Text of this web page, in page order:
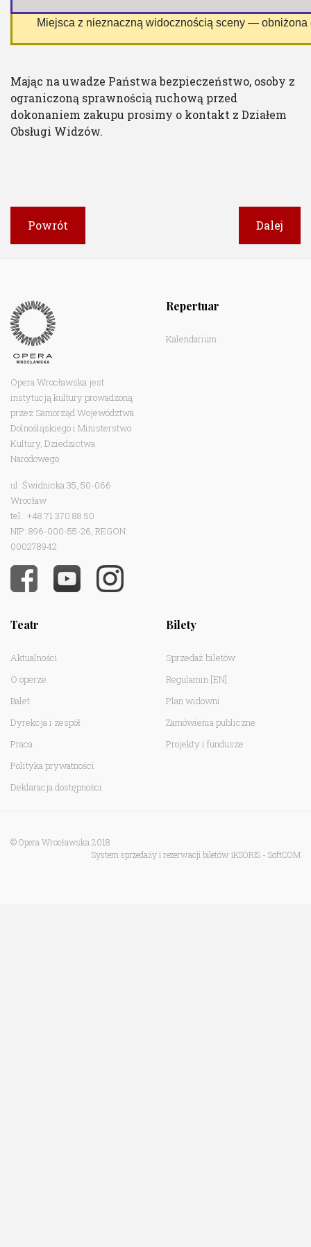
Miejsca z nieznaczną widocznością sceny — obniżona
Mając na uwadze Państwa bezpieczeństwo, osoby z
ograniczoną sprawnością ruchową przed
dokonaniem zakupu prosimy o kontakt z Działem
Obsługi Widzów.
Powrót Dalej
Opera Wrocławska jest
instytucją kultury prowadzoną
przez Samorząd Województwa
Dolnośląskiego i Ministerstwo
Kultury, Dziedzictwa
Narodowego.
ul. Świdnicka 35, 50-066
Wrocław
tel.: +48 71 370 88 50
NIP: 896-000-55-26, REGON:
000278942
Repertuar
Kalendarium
Teatr
Aktualności
O operze
Balet
Dyrekcja i zespół
Praca
Polityka prywatności
Deklaracja dostępności
Bilety
Sprzedaż biletów
Regulamin [EN]
Plan widowni
Zamówienia publiczne
Projekty i fundusze
© Opera Wrocławska 2018
System sprzedaży i rezerwacji biletów iKSORIS - SoftCOM